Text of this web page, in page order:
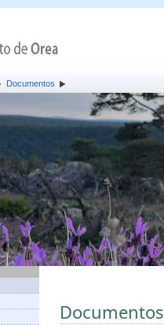
Documentos
Documentos